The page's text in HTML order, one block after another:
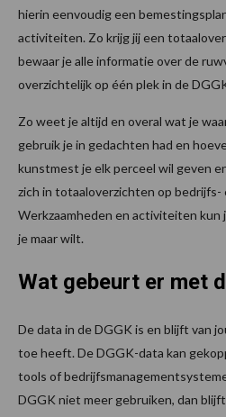
hierin eenvoudig een
activiteiten. Zo krijg jij een
bewaar je alle informatie over de
overzichtelijk op één plek in de
Zo weet je altijd en overal wat je
gebruik je in gedachten had en
kunstmest je elk perceel wil geven
zich in totaaloverzichten op bedrijfs-
Werkzaamheden en activiteiten kun
je maar wilt.
Wat gebeurt er met
De data in de DGGK is en blijft van
toe heeft. De DGGK-data kan
tools of
DGGK niet meer gebruiken, dan